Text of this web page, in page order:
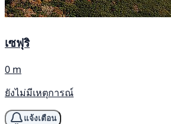
เซฟุริ
0 m
ยังไม่มีเหตุการณ์
แจ้งเตือน